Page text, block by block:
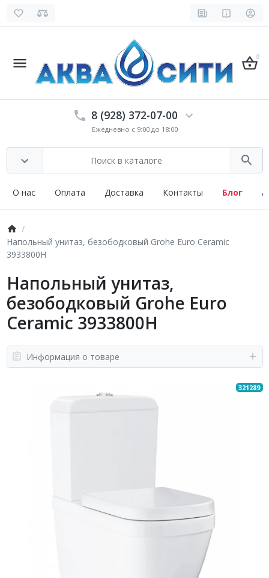
0
8 (928) 372-07-00
Ежедневно с 9:00 до 18:00
О нас Оплата Доставка Контакты Блог
Напольный унитаз, безободковый Grohe Euro Ceramic
3933800H
Напольный унитаз,
безободковый Grohe Euro
Ceramic 3933800H
Информация о товаре
321289